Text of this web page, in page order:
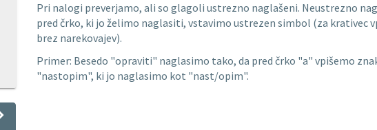
Pri nalogi preverjamo, ali so glagoli ustrezno naglašeni. Neustrezno
pred črko, ki jo želimo naglasiti, vstavimo ustrezen simbol (za krativec
brez narekovajev).
Primer: Besedo "opraviti" naglasimo tako, da pred črko "a" vpišemo
"nastopim", ki jo naglasimo kot "nast/opim".